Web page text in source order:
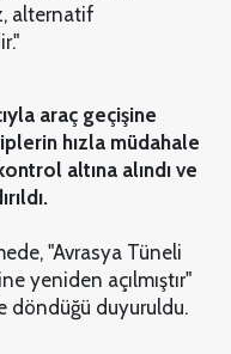
alternatif
araç geçişine
hızla müdahale
altına alındı ve
"Avrasya Tüneli
yeniden açılmıştır"
döndüğü duyuruldu.